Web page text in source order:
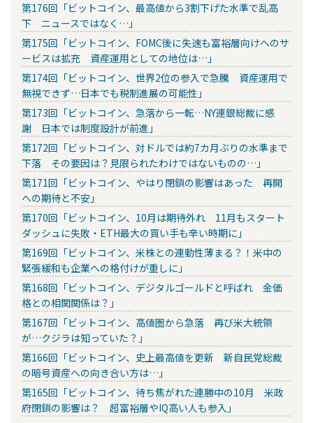
第176回「ビットコイン、最高値から3割下げた水準で乱高
下 ニュースではなく…」
第175回「ビットコイン、FOMC後に失速も富裕層向けへのサ
ービスは拡充 資産運用としての地位は…」
第174回「ビットコイン、世界2位の参入で急騰 資産運用で
無視できず…日本でも税制進展の可能性」
第173回「ビットコイン、急落から一転…NY連銀総裁に感
謝 日本では制度設計が前進」
第172回「ビットコイン、対ドルでは約7カ月ぶりの水準まで
下落 その要因は？見限られたわけではないものの…」
第171回「ビットコイン、やはり閉鎖の影響はあった 再開
への期待と不安」
第170回「ビットコイン、10月は期待外れ 11月もスタート
ダッシュに失敗・ETH最大の買い手も辛い時期に」
第169回「ビットコイン、米株との連動性薄まる？！米中の
緊張緩和も企業への格付けが重しに」
第168回「ビットコイン、デジタルゴールドと呼ばれ 金価
格との相関関係は？」
第167回「ビットコイン、高値圏から急落 再び米大統領
が…クジラは知っていた？」
第166回「ビットコイン、史上最高値を更新 新自民党総裁
の暗号資産への向き合い方は…」
第165回「ビットコイン、待ち焦がれた連勝中の10月 米政
府閉鎖の影響は？ 超富裕層やIQ高い人も参入」